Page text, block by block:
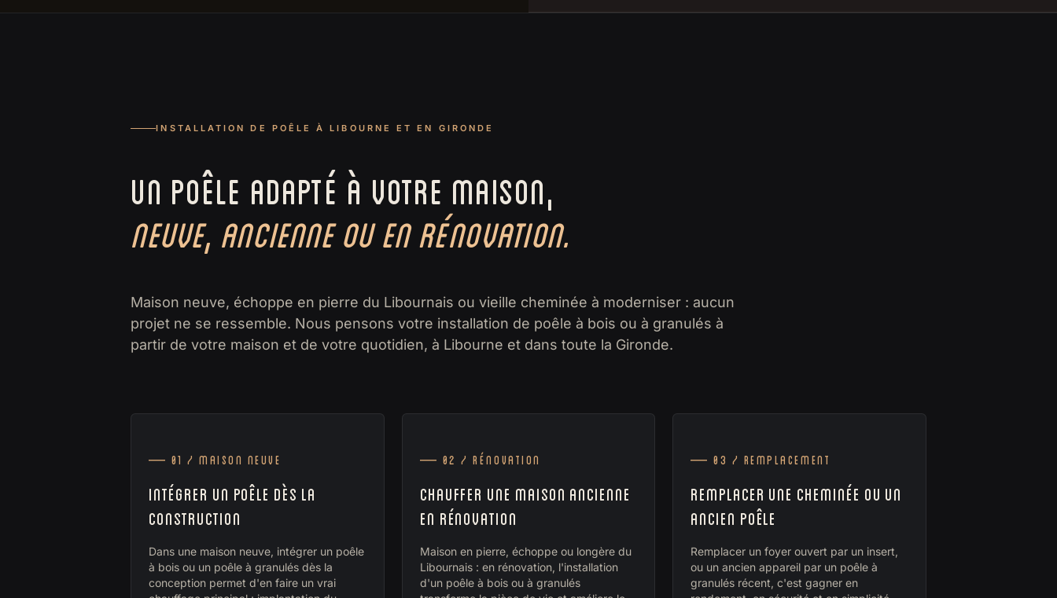
INSTALLATION DE POÊLE À LIBOURNE ET EN GIRONDE
UN POÊLE ADAPTÉ À VOTRE MAISON,
NEUVE, ANCIENNE OU EN RÉNOVATION.
Maison neuve, échoppe en pierre du Libournais ou vieille cheminée à moderniser : aucun
projet ne se ressemble. Nous pensons votre installation de poêle à bois ou à granulés à
partir de votre maison et de votre quotidien, à Libourne et dans toute la Gironde.
— 01 / Maison neuve
INTÉGRER UN POÊLE DÈS LA
CONSTRUCTION
Dans une maison neuve, intégrer un poêle
à bois ou un poêle à granulés dès la
conception permet d'en faire un vrai
— 02 / Rénovation
CHAUFFER UNE MAISON ANCIENNE
EN RÉNOVATION
Maison en pierre, échoppe ou longère du
Libournais : en rénovation, l'installation
d'un poêle à bois ou à granulés
— 03 / Remplacement
REMPLACER UNE CHEMINÉE OU UN
ANCIEN POÊLE
Remplacer un foyer ouvert par un insert,
ou un ancien appareil par un poêle à
granulés récent, c'est gagner en